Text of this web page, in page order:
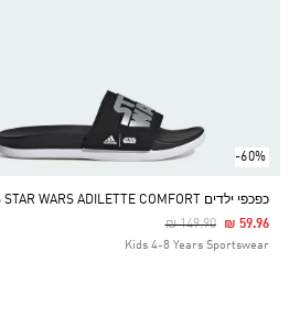
-60%
כפכפי ילדים ADIDAS STAR WARS ADILETTE COMFORT
Price Reduced From
₪ 149.90To₪ 59.96
Kids 4-8 Years Sportswear